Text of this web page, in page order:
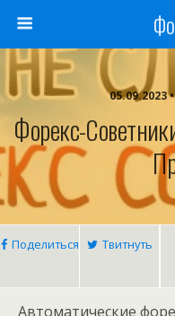
Форекс-
Поделиться Твитнуть
Автоматические